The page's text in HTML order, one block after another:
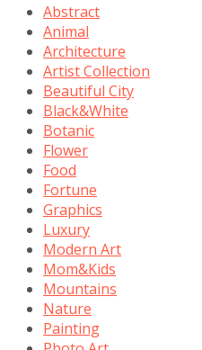
Abstract
Animal
Architecture
Artist Collection
Beautiful City
Black&White
Botanic
Flower
Food
Fortune
Graphics
Luxury
Modern Art
Mom&Kids
Mountains
Nature
Painting